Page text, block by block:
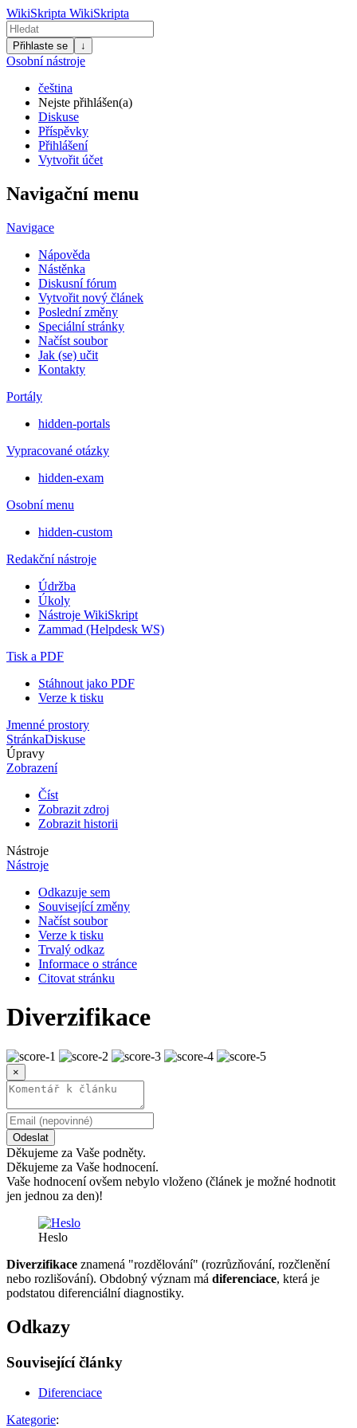
WikiSkripta WikiSkripta
Přihlaste se ↓
Osobní nástroje
čeština
Nejste přihlášen(a)
Diskuse
Příspěvky
Přihlášení
Vytvořit účet
Navigační menu
Navigace
Nápověda
Nástěnka
Diskusní fórum
Vytvořit nový článek
Poslední změny
Speciální stránky
Načíst soubor
Jak (se) učit
Kontakty
Portály
hidden-portals
Vypracované otázky
hidden-exam
Osobní menu
hidden-custom
Redakční nástroje
Údržba
Úkoly
Nástroje WikiSkript
Zammad (Helpdesk WS)
Tisk a PDF
Stáhnout jako PDF
Verze k tisku
Jmenné prostory
StránkaDiskuse
Úpravy
Zobrazení
Číst
Zobrazit zdroj
Zobrazit historii
Nástroje
Nástroje
Odkazuje sem
Související změny
Načíst soubor
Verze k tisku
Trvalý odkaz
Informace o stránce
Citovat stránku
Diverzifikace
×
Odeslat
Děkujeme za Vaše podněty.
Děkujeme za Vaše hodnocení.
Vaše hodnocení ovšem nebylo vloženo (článek je možné hodnotit
jen jednou za den)!
Heslo
Diverzifikace znamená "rozdělování" (rozrůzňování, rozčlenění
nebo rozlišování). Obdobný význam má diferenciace, která je
podstatou diferenciální diagnostiky.
Odkazy
Související články
Diferenciace
Kategorie: